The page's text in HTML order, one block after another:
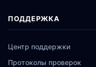
ПОДДЕРЖКА
Центр поддержки
Протоколы проверок